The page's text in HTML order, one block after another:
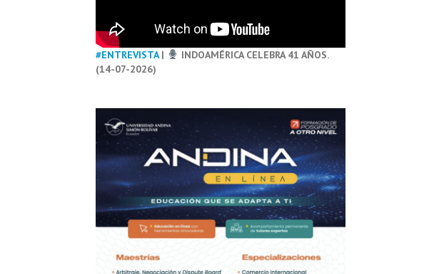
#ENTREVISTA|
INDOAMÉRICA CELEBRA 41 AÑOS.
(14-07-2026)